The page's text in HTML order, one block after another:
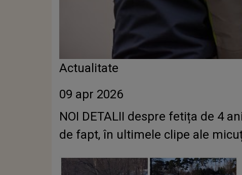
Actualitate
09 apr 2026
NOI DETALII despre fetița de 4
de fapt, în ultimele clipe ale